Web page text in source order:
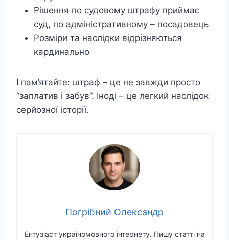
Рішення по судовому штрафу приймає
суд, по адміністративному – посадовець
Розміри та наслідки відрізняються
кардинально
І пам’ятайте: штраф – це не завжди просто
“заплатив і забув”. Іноді – це легкий наслідок
серйозної історії.
Погрібний Олександр
Ентузіаст україномовного інтернету. Пишу статті на